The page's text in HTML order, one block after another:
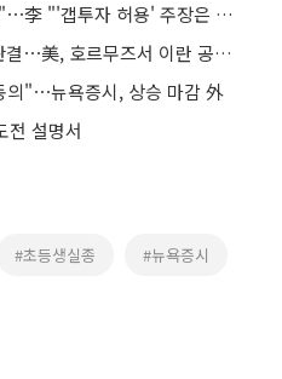
트럼프 "이란 답변 용납불가"⋯李 "'갭투자 허용' 주장은 억까" 外
'10% 글로벌 관세'도 위법 판결⋯美, 호르무즈서 이란 공습 外
의"⋯뉴욕증시, 상승 마감 外
전 설명서
#초등생실종 #뉴욕증시